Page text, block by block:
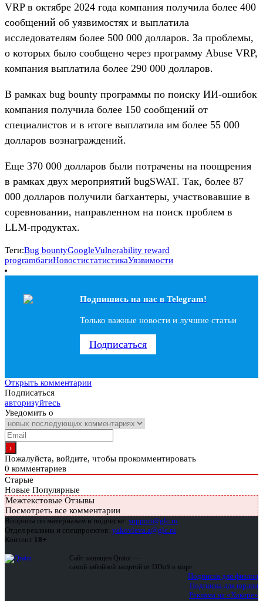
VRP в октябре 2024 года компания получила более 400
сообщений об уязвимостях и выплатила
исследователям более 500 000 долларов. За проблемы,
о которых было сообщено через программу Abuse VRP,
компания выплатила более 290 000 долларов.
В рамках bug bounty программы по поиску ИИ-ошибок
компания получила более 150 сообщений от
специалистов и в итоге выплатила им более 55 000
долларов вознаграждений.
Еще 370 000 долларов были потрачены на поощрения
в рамках двух мероприятий bugSWAT. Так, более 87
000 долларов получили багхантеры, участвовавшие в
соревновании, направленном на поиск проблем в
LLM-продуктах.
Теги:Bug bountyGoogleVulnerability reward
programбагиНовостистатистикаУязвимости
Подпишись на наc в Telegram!
Только важные новости и лучшие статьи
Подписаться
Открыть комментарии
Подписаться
авторизуйтесь
Уведомить о
Пожалуйста, войдите, чтобы прокомментировать
0 комментариев
Старые
Новые Популярные
Межтекстовые Отзывы
Посмотреть все комментарии
Вопросы по материалам и подписке: support@glc.ru
Отдел рекламы и спецпроектов: yakovleva.a@glc.ru
Контент 18+
Сайт защищен Qrator —
самой забойной защитой от DDoS в мире
Подписка для физлиц
Подписка для юрлиц
Реклама на «Хакере»